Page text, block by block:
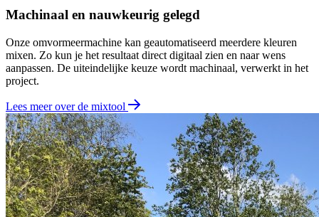
Machinaal en nauwkeurig gelegd
Onze omvormeermachine kan geautomatiseerd meerdere kleuren
mixen. Zo kun je het resultaat direct digitaal zien en naar wens
aanpassen. De uiteindelijke keuze wordt machinaal, verwerkt in het
project.
Lees meer over de mixtool